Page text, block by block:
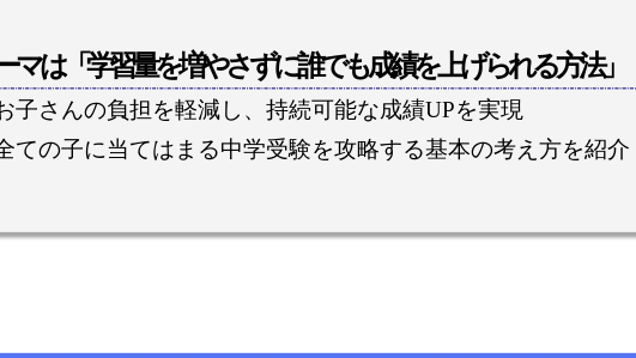
マは「学習量を増やさずに誰でも成績を上げられる方法」
子さんの負担を軽減し、持続可能な成績UPを実現
ての子に当てはまる中学受験を攻略する基本の考え方を紹介